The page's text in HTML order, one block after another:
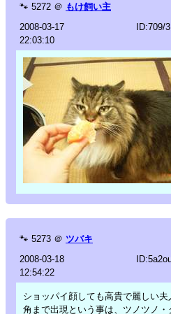
🐾 5272 ＠ もけ飼い主
2008-03-17
22:03:10
ID:709/
🐾 5273 ＠ ツバキ
2008-03-18
12:54:22
ショッパイ顔しても高貴で麗しい夫
角まで出現という事は、ツノツノ